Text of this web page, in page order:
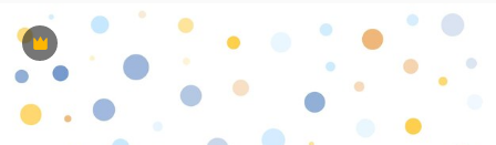
Premium